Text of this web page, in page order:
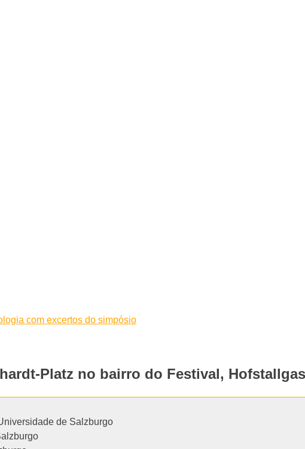
com excertos do simpósio
Platz no bairro do Festival,
de Salzburgo